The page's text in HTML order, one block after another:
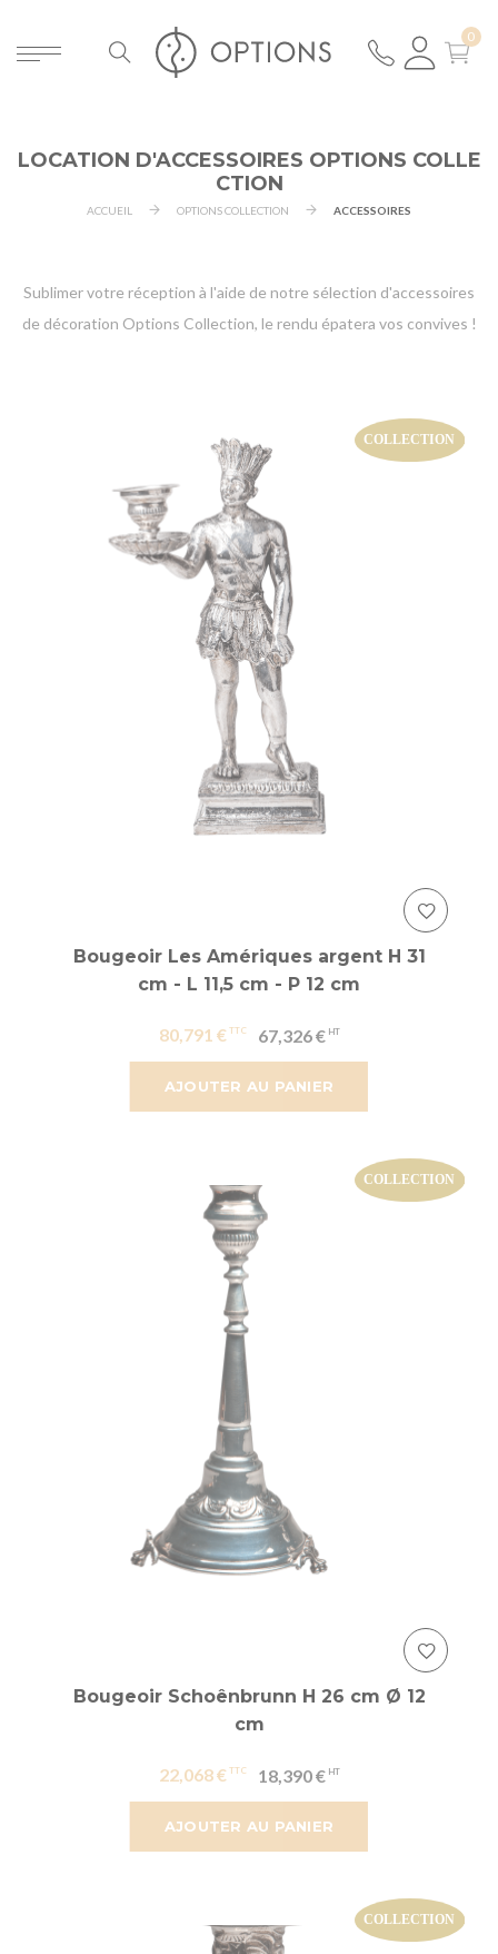
LOCATION D'ACCESSOIRES OPTIONS COLLE
CTION
ACCUEIL OPTIONS COLLECTION ACCESSOIRES
Sublimer votre réception à l'aide de notre sélection d'accessoires
de décoration Options Collection, le rendu épatera vos convives !
AJOUTER AU PANIER
Bougeoir Les Amériques argent H 31
cm - L 11,5 cm - P 12 cm
80,791 € 67,326 €
AJOUTER AU PANIER
Bougeoir Schoênbrunn H 26 cm Ø 12
cm
22,068 € 18,390 €